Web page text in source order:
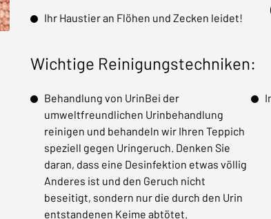
Ihr Haustier an Flöhen und Zecken leidet!
Wichtige Reinigungstechniken:
Behandlung von UrinBei der
umweltfreundlichen Urinbehandlung
reinigen und behandeln wir Ihren Teppich
speziell gegen Uringeruch. Denken Sie
daran, dass eine Desinfektion etwas völlig
Anderes ist und den Geruch nicht
beseitigt, sondern nur die durch den Urin
entstandenen Keime abtötet.